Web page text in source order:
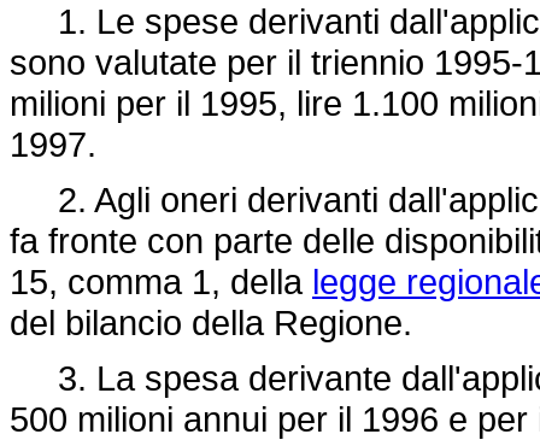
1. Le spese derivanti
sono valutate per il triennio
milioni per il 1995, lire 1.100
1997.
2. Agli oneri derivanti
fa fronte con parte delle
15, comma 1, della legge
del bilancio della Regione.
3. La spesa derivante
500 milioni annui per il 1996 e per